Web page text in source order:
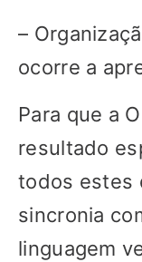
–
ocorre a
Para que a
resultado
todos estes
sincronia
linguagem